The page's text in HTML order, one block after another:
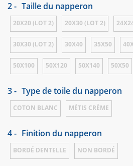
2 - Taille du napperon
20X20 (LOT 2) 20X30 (LOT 2)
30X30 (LOT 2) 30X40 35X50
50X100 50X120 50X140 50X50
3 - Type de toile du napperon
COTON BLANC MÉTIS CRÈME
4 - Finition du napperon
BORDÉ DENTELLE NON BORDÉ